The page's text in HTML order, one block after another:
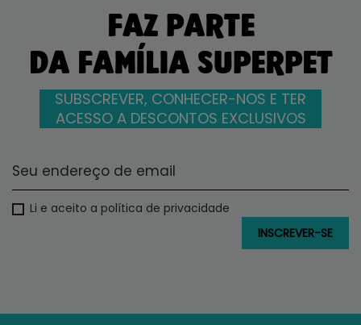
FAZ PARTE
DA FAMÍLIA SUPERPET
SUBSCREVER, CONHECER-NOS E TER
ACESSO A DESCONTOS EXCLUSIVOS
Li e aceito a política de privacidade